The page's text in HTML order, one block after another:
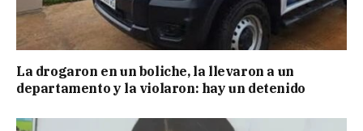
La drogaron en un boliche, la llevaron a un
departamento y la violaron: hay un detenido